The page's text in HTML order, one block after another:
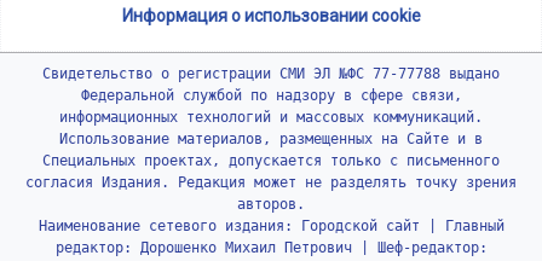
Информация о использовании cookie
Свидетельство о регистрации СМИ ЭЛ №ФС 77-77788 выдано
Федеральной службой по надзору в сфере связи,
информационных технологий и массовых коммуникаций.
Использование материалов, размещенных на Сайте и в
Специальных проектах, допускается только с письменного
согласия Издания. Редакция может не разделять точку зрения
авторов.
Наименование сетевого издания: Городской сайт | Главный
редактор: Дорошенко Михаил Петрович | Шеф-редактор: